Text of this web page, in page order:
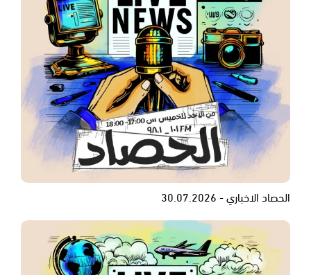
الحصاد الاخباري - 30.07.2026